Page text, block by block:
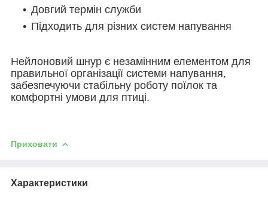
Довгий термін служби
Підходить для різних систем напування
Нейлоновий шнур є незамінним елементом для
правильної організації системи напування,
забезпечуючи стабільну роботу поїлок та
комфортні умови для птиці.
Приховати
Характеристики